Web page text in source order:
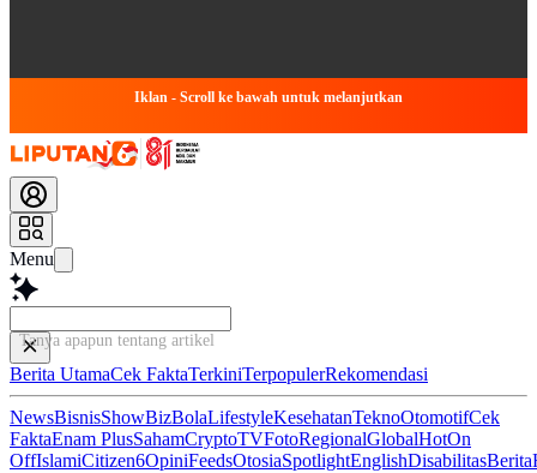
Iklan - Scroll ke bawah untuk melanjutkan
Menu
Tanya apapun tentang artikel ini...
Berita UtamaCek FaktaTerkiniTerpopulerRekomendasi
NewsBisnisShowBizBolaLifestyleKesehatanTeknoOtomotifCek
FaktaEnam PlusSahamCryptoTVFotoRegionalGlobalHotOn
OffIslamiCitizen6OpiniFeedsOtosiaSpotlightEnglishDisabilitasBerita